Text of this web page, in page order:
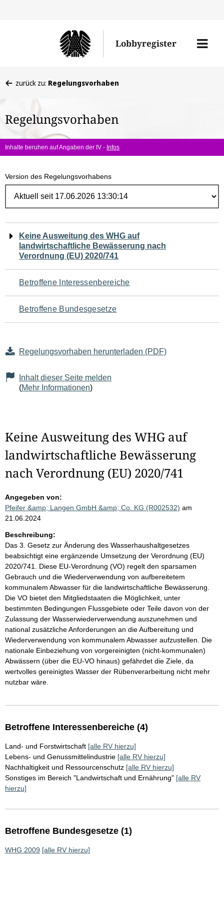
Lobbyregister
Menü
befinden
hier:
zurück zu: Regelungsvorhaben
Regelungsvorhaben
Inhalte beruhen auf Angaben der IV - Infos
Version des Regelungsvorhabens
Navigation
für
den
Seiteninhalt
Keine Ausweitung des WHG auf
landwirtschaftliche Bewässerung nach
Verordnung (EU) 2020/741
Betroffene Interessenbereiche
Betroffene Bundesgesetze
Regelungsvorhaben herunterladen (PDF)
Inhalt dieser Seite melden
(Mehr Informationen)
Keine Ausweitung des WHG auf
landwirtschaftliche Bewässerung
nach Verordnung (EU) 2020/741
Angegeben von:
Pfeifer &amp; Langen GmbH &amp; Co. KG (R002532) am
21.06.2024
Beschreibung:
Das 3. Gesetz zur Änderung des Wasserhaushaltgesetzes
beabsichtigt eine ergänzende Umsetzung der Verordnung (EU)
2020/741. Diese EU-Verordnung (VO) regelt den sparsamen
Gebrauch und die Wiederverwendung von aufbereitetem
kommunalem Abwasser für die landwirtschaftliche Bewässerung.
Die VO bietet den Mitgliedstaaten die Möglichkeit, unter
bestimmten Bedingungen Flussgebiete oder Teile davon von der
Zulassung der Wasserwiederverwendung auszunehmen und
national zusätzliche Anforderungen an die Aufbereitung und
Wiederverwendung von kommunalem Abwasser aufzustellen. Die
nationale Einbeziehung von vorgereinigten (nicht-kommunalen)
Abwässern (über die EU-VO hinaus) gefährdet die Ziele, da
wertvolles gereinigtes Wasser der Rübenverarbeitung nicht mehr
nutzbar wäre.
Betroffene Interessenbereiche (4)
Land- und Forstwirtschaft [alle RV hierzu]
Lebens- und Genussmittelindustrie [alle RV hierzu]
Nachhaltigkeit und Ressourcenschutz [alle RV hierzu]
Sonstiges im Bereich "Landwirtschaft und Ernährung" [alle RV
hierzu]
Betroffene Bundesgesetze (1)
WHG 2009 [alle RV hierzu]